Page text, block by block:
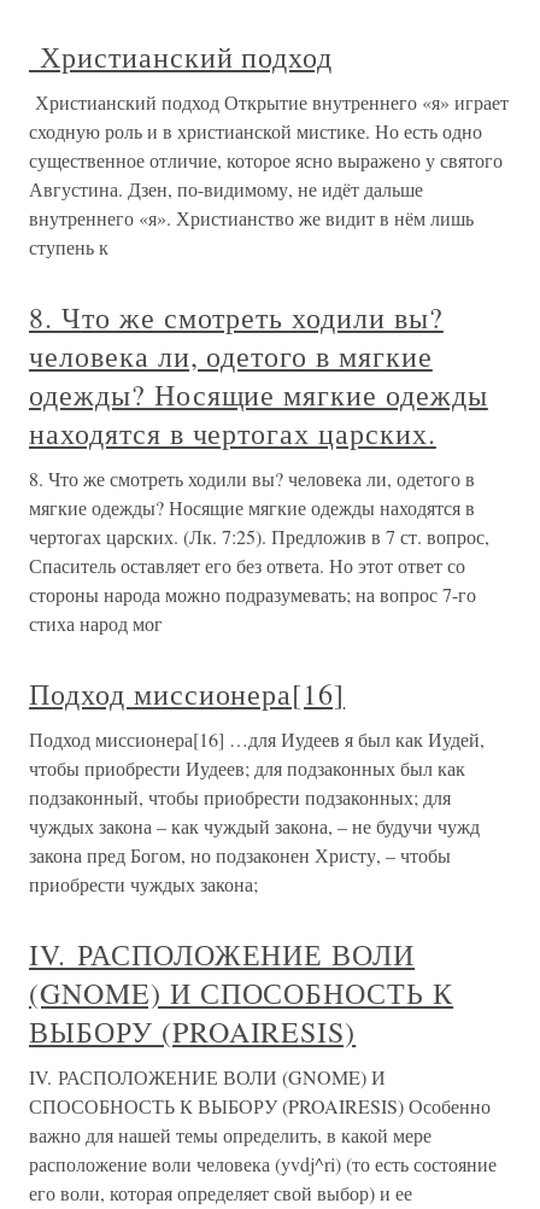
Христианский подход
Христианский подход Открытие внутреннего «я» играет
сходную роль и в христианской мистике. Но есть одно
существенное отличие, которое ясно выражено у святого
Августина. Дзен, по-видимому, не идёт дальше
внутреннего «я». Христианство же видит в нём лишь
ступень к
8. Что же смотреть ходили вы?
человека ли, одетого в мягкие
одежды? Носящие мягкие одежды
находятся в чертогах царских.
8. Что же смотреть ходили вы? человека ли, одетого в
мягкие одежды? Носящие мягкие одежды находятся в
чертогах царских. (Лк. 7:25). Предложив в 7 ст. вопрос,
Спаситель оставляет его без ответа. Но этот ответ со
стороны народа можно подразумевать; на вопрос 7-го
стиха народ мог
Подход миссионера[16]
Подход миссионера[16] …для Иудеев я был как Иудей,
чтобы приобрести Иудеев; для подзаконных был как
подзаконный, чтобы приобрести подзаконных; для
чуждых закона – как чуждый закона, – не будучи чужд
закона пред Богом, но подзаконен Христу, – чтобы
приобрести чуждых закона;
IV. РАСПОЛОЖЕНИЕ ВОЛИ
(GNOME) И СПОСОБНОСТЬ К
ВЫБОРУ (PROAIRESIS)
IV. РАСПОЛОЖЕНИЕ ВОЛИ (GNOME) И
СПОСОБНОСТЬ К ВЫБОРУ (PROAIRESIS) Особенно
важно для нашей темы определить, в какой мере
расположение воли человека (yvdj^ri) (то есть состояние
его воли, которая определяет свой выбор) и ее